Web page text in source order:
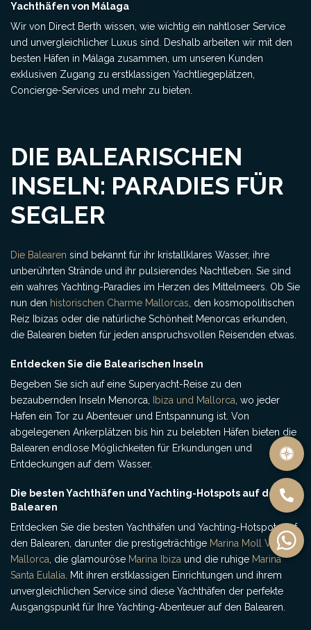
Yachthäfen von Málaga
Wir von Direct Berth wissen, wie wichtig ein nahtloser Service
und unvergleichlicher Luxus sind. Deshalb arbeiten wir mit den
besten Häfen in Málaga zusammen, um unseren Kunden
exklusiven Zugang zu erstklassigen Yachtliegeplätzen,
Concierge-Services und mehr zu bieten.
DIE BALEARISCHEN
INSELN: PARADIES FÜR
SEGLER
Die Balearen sind bekannt für ihr kristallklares Wasser, ihre
unberührten Strände und ihr pulsierendes Nachtleben. Sie sind
ein wahres Yachting-Paradies im Herzen des Mittelmeers. Ob Sie
nun den historischen Charme Mallorcas , den kosmopolitischen
Reiz Ibizas oder die natürliche Schönheit Menorcas erkunden,
die Balearen bieten für jeden anspruchsvollen Reisenden etwas.
Entdecken Sie die Balearischen Inseln
Begeben Sie sich auf eine Superyacht-Reise zu den
bezaubernden Inseln Menorca,
Ibiza und Mallorca , wo jeder
Hafen ein Tor zu Abenteuer und Entspannung ist. Von
abgelegenen Ankerplätzen bis hin zu belebten Häfen bieten die
Balearen endlose Möglichkeiten für Erkundungen und
Entdeckungen auf dem Wasser.
Die besten Yachthäfen und Yachting-Hotspots auf den
Balearen
Entdecken Sie die besten Yachthäfen und Yachting-Hotspots auf
den Balearen, darunter die prestigeträchtige Marina Moll Vell auf
Mallorca , die glamouröse Marina Ibiza und die ruhige Marina
Santa Eulalia . Mit ihren erstklassigen Einrichtungen und ihrem
unvergleichlichen Service sind diese Yachthäfen der perfekte
Ausgangspunkt für Ihre Yachting-Abenteuer auf den Balearen.